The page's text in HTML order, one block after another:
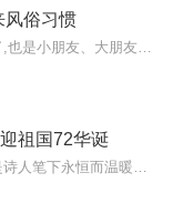
风俗习惯
祖国72华诞